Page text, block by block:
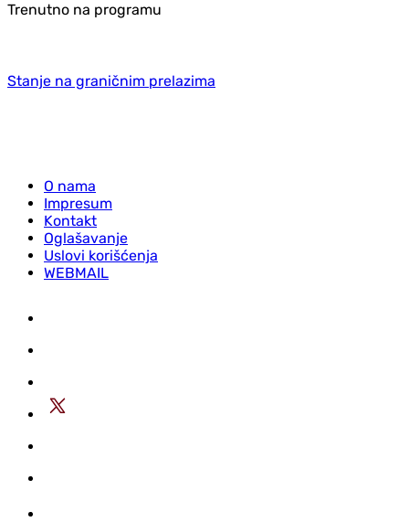
Trenutno na programu
Stanje na graničnim prelazima
O nama
Impresum
Kontakt
Oglašavanje
Uslovi korišćenja
WEBMAIL